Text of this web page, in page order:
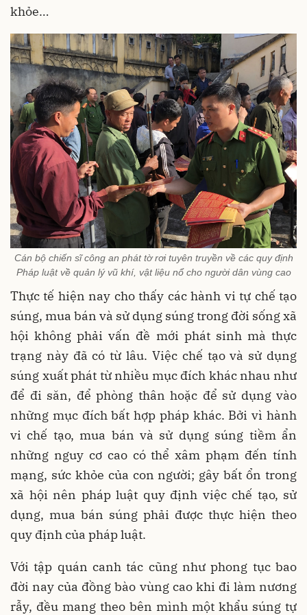
khỏe…
Cán bộ chiến sĩ công an phát tờ rơi tuyên truyền về các quy định
Pháp luật về quản lý vũ khí, vật liệu nổ cho người dân vùng cao
Thực tế hiện nay cho thấy các hành vi tự chế tạo
súng, mua bán và sử dụng súng trong đời sống xã
hội không phải vấn đề mới phát sinh mà thực
trạng này đã có từ lâu. Việc chế tạo và sử dụng
súng xuất phát từ nhiều mục đích khác nhau như
để đi săn, để phòng thân hoặc để sử dụng vào
những mục đích bất hợp pháp khác. Bởi vì hành
vi chế tạo, mua bán và sử dụng súng tiềm ẩn
những nguy cơ cao có thể xâm phạm đến tính
mạng, sức khỏe của con người; gây bất ổn trong
xã hội nên pháp luật quy định việc chế tạo, sử
dụng, mua bán súng phải được thực hiện theo
quy định của pháp luật.
Với tập quán canh tác cũng như phong tục bao
đời nay của đồng bào vùng cao khi đi làm nương
rẫy, đều mang theo bên mình một khẩu súng tự